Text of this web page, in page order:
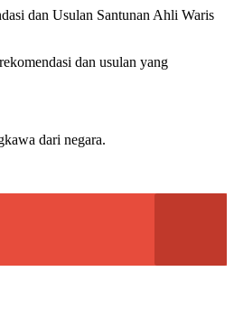
dan Usulan Santunan Ahli Waris
dan usulan yang
dari negara.